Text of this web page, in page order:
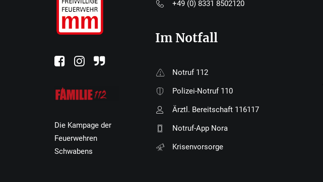
Die Kampage der
Feuerwehren
Schwabens
+49 (0) 8331 8502120
Im Notfall
Notruf 112
Polizei-Notruf 110
Ärztl. Bereitschaft 116117
Notruf-App Nora
Krisenvorsorge